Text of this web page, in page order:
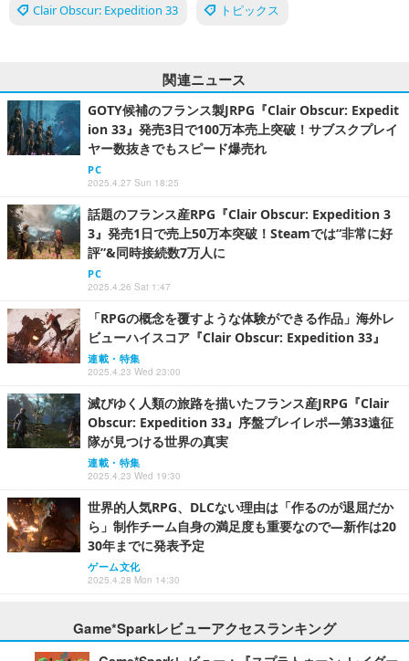
Clair Obscur: Expedition 33 トピックス
関連ニュース
GOTY候補のフランス製JRPG『Clair Obscur: Expedit
ion 33』発売3日で100万本売上突破！サブスクプレイ
ヤー数抜きでもスピード爆売れ
PC
2025.4.27 Sun 18:25
話題のフランス産RPG『Clair Obscur: Expedition 3
3』発売1日で売上50万本突破！Steamでは“非常に好
評”&同時接続数7万人に
PC
2025.4.26 Sat 1:47
「RPGの概念を覆すような体験ができる作品」海外レ
ビューハイスコア『Clair Obscur: Expedition 33』
連載・特集
2025.4.23 Wed 23:00
滅びゆく人類の旅路を描いたフランス産JRPG『Clair
Obscur: Expedition 33』序盤プレイレポ―第33遠征
隊が見つける世界の真実
連載・特集
2025.4.23 Wed 19:30
世界的人気RPG、DLCない理由は「作るのが退屈だか
ら」制作チーム自身の満足度も重要なので―新作は20
30年までに発表予定
ゲーム文化
2025.4.28 Mon 14:30
Game*Sparkレビューアクセスランキング